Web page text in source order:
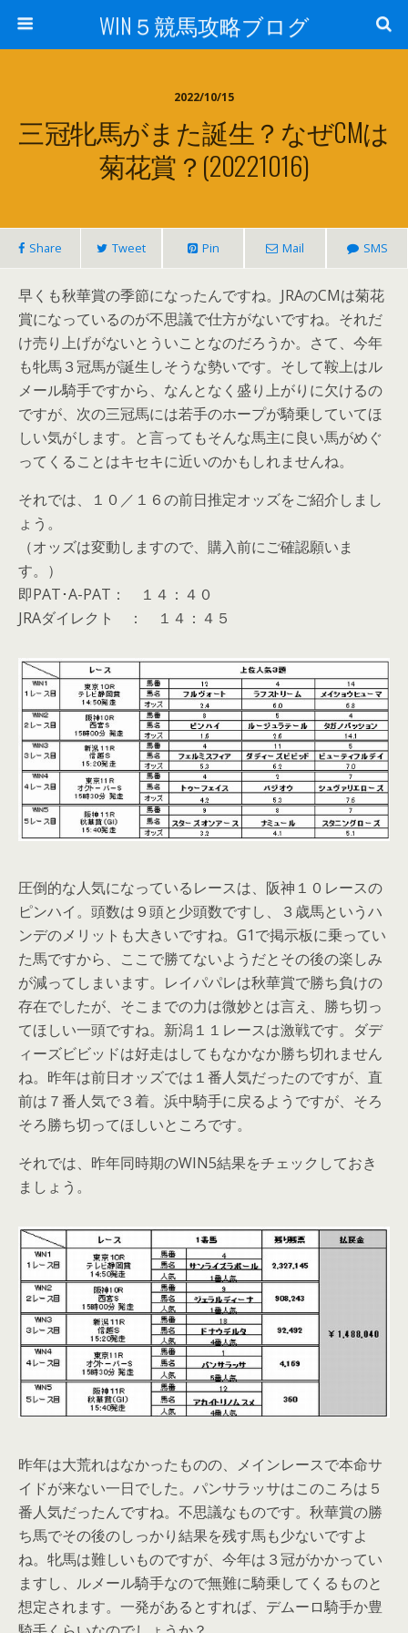
WIN５競馬攻略ブログ
2022/10/15
三冠牝馬がまた誕生？なぜCMは
菊花賞？(20221016)
Share Tweet Pin Mail SMS
早くも秋華賞の季節になったんですね。JRAのCMは菊花
賞になっているのが不思議で仕方がないですね。それだ
け売り上げがないとういことなのだろうか。さて、今年
も牝馬３冠馬が誕生しそうな勢いです。そして鞍上はル
メール騎手ですから、なんとなく盛り上がりに欠けるの
ですが、次の三冠馬には若手のホープが騎乗していてほ
しい気がします。と言ってもそんな馬主に良い馬がめぐ
ってくることはキセキに近いのかもしれませんね。
それでは、１０／１６の前日推定オッズをご紹介しまし
ょう。
（オッズは変動しますので、購入前にご確認願いま
す。）
即PAT･A-PAT： １４：４０
JRAダイレクト ： １４：４５
圧倒的な人気になっているレースは、阪神１０レースの
ピンハイ。頭数は９頭と少頭数ですし、３歳馬というハ
ンデのメリットも大きいですね。G1で掲示板に乗ってい
た馬ですから、ここで勝てないようだとその後の楽しみ
が減ってしまいます。レイパパレは秋華賞で勝ち負けの
存在でしたが、そこまでの力は微妙とは言え、勝ち切っ
てほしい一頭ですね。新潟１１レースは激戦です。ダデ
ィーズビビッドは好走はしてもなかなか勝ち切れません
ね。昨年は前日オッズでは１番人気だったのですが、直
前は７番人気で３着。浜中騎手に戻るようですが、そろ
そろ勝ち切ってほしいところです。
それでは、昨年同時期のWIN5結果をチェックしておき
ましょう。
昨年は大荒れはなかったものの、メインレースで本命サ
イドが来ない一日でした。パンサラッサはこのころは５
番人気だったんですね。不思議なものです。秋華賞の勝
ち馬でその後のしっかり結果を残す馬も少ないですよ
ね。牝馬は難しいものですが、今年は３冠がかかってい
ますし、ルメール騎手なので無難に騎乗してくるものと
想定されます。一発があるとすれば、デムーロ騎手か豊